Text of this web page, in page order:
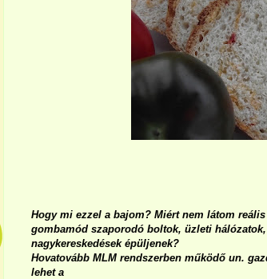
Hogy mi ezzel a bajom? Miért nem látom
gombamód szaporodó boltok, üzleti
nagykereskedések épüljenek?
Hovatovább MLM rendszerben működő un.
lehet a